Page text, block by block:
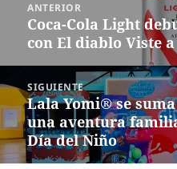
entradas
ANTERIOR
Entrada
anterior:
Coca-Cola Light
con El diablo Viste
SIGUIENTE
Siguiente
entrada:
Lala Yomi® se
una aventura
Día del Niño